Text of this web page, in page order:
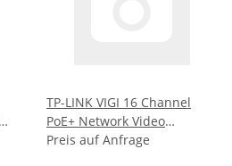
TP-LINK VIGI 16 Channel
PoE+ Network Video
Recorder- Built in one 2TB
Preis auf Anfrage